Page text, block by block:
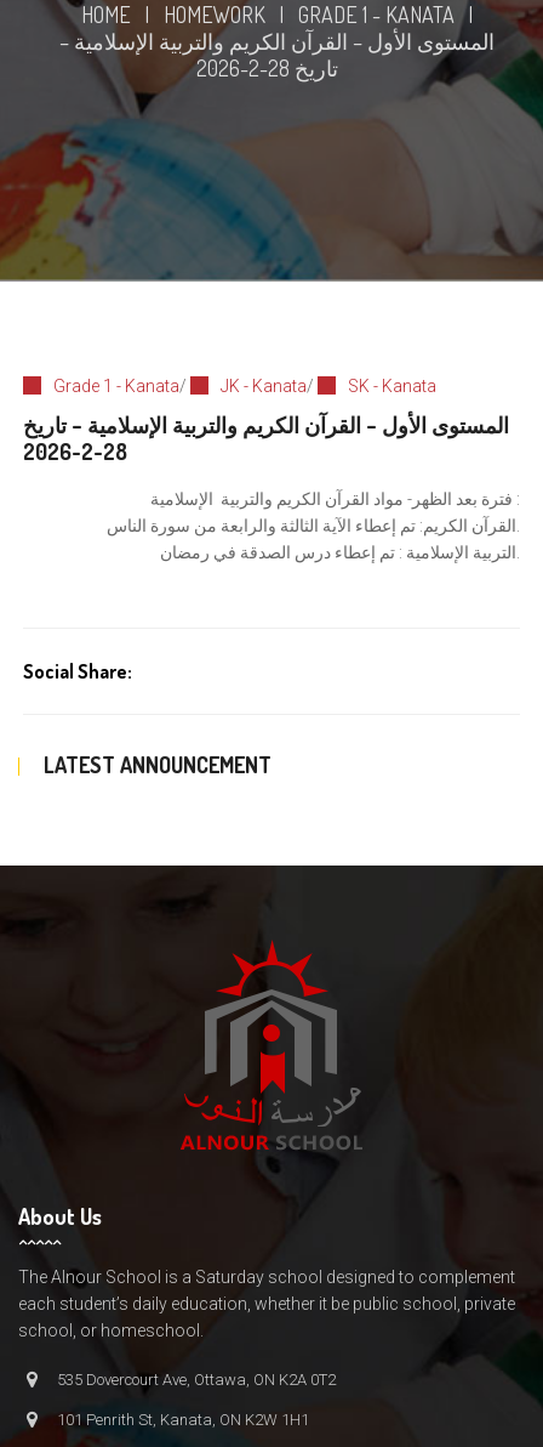
HOME | HOMEWORK | GRADE 1 - KANATA |
المستوى الأول – القرآن الكريم والتربية الإسلامية –
تاريخ 28-2-2026
Grade 1 - Kanata/ JK - Kanata/ SK - Kanata
المستوى الأول – القرآن الكريم والتربية الإسلامية – تاريخ
28-2-2026
فترة بعد الظهر- مواد القرآن الكريم والتربية الإسلامية :
Social Share:
LATEST ANNOUNCEMENT
About Us
The Alnour School is a Saturday school designed to complement
each student’s daily education, whether it be public school, private
school, or homeschool.
535 Dovercourt Ave, Ottawa, ON K2A 0T2
101 Penrith St, Kanata, ON K2W 1H1